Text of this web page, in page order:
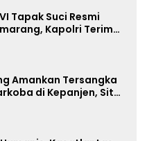
Tapak Suci Resmi
Kapolri Terima
Amankan Tersangka
di Kepanjen, Sita